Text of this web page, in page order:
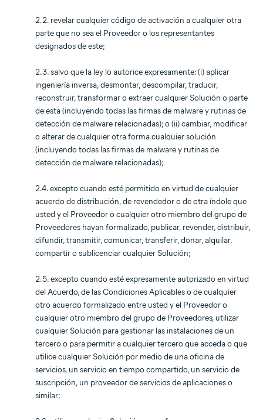
2.2. revelar cualquier código de activación a cualquier otra
parte que no sea el Proveedor o los representantes
designados de este;
2.3. salvo que la ley lo autorice expresamente: (i) aplicar
ingeniería inversa, desmontar, descompilar, traducir,
reconstruir, transformar o extraer cualquier Solución o parte
de esta (incluyendo todas las firmas de malware y rutinas de
detección de malware relacionadas); o (ii) cambiar, modificar
o alterar de cualquier otra forma cualquier solución
(incluyendo todas las firmas de malware y rutinas de
detección de malware relacionadas);
2.4. excepto cuando esté permitido en virtud de cualquier
acuerdo de distribución, de revendedor o de otra índole que
usted y el Proveedor o cualquier otro miembro del grupo de
Proveedores hayan formalizado, publicar, revender, distribuir,
difundir, transmitir, comunicar, transferir, donar, alquilar,
compartir o sublicenciar cualquier Solución;
2.5. excepto cuando esté expresamente autorizado en virtud
del Acuerdo, de las Condiciones Aplicables o de cualquier
otro acuerdo formalizado entre usted y el Proveedor o
cualquier otro miembro del grupo de Proveedores, utilizar
cualquier Solución para gestionar las instalaciones de un
tercero o para permitir a cualquier tercero que acceda o que
utilice cualquier Solución por medio de una oficina de
servicios, un servicio en tiempo compartido, un servicio de
suscripción, un proveedor de servicios de aplicaciones o
similar;